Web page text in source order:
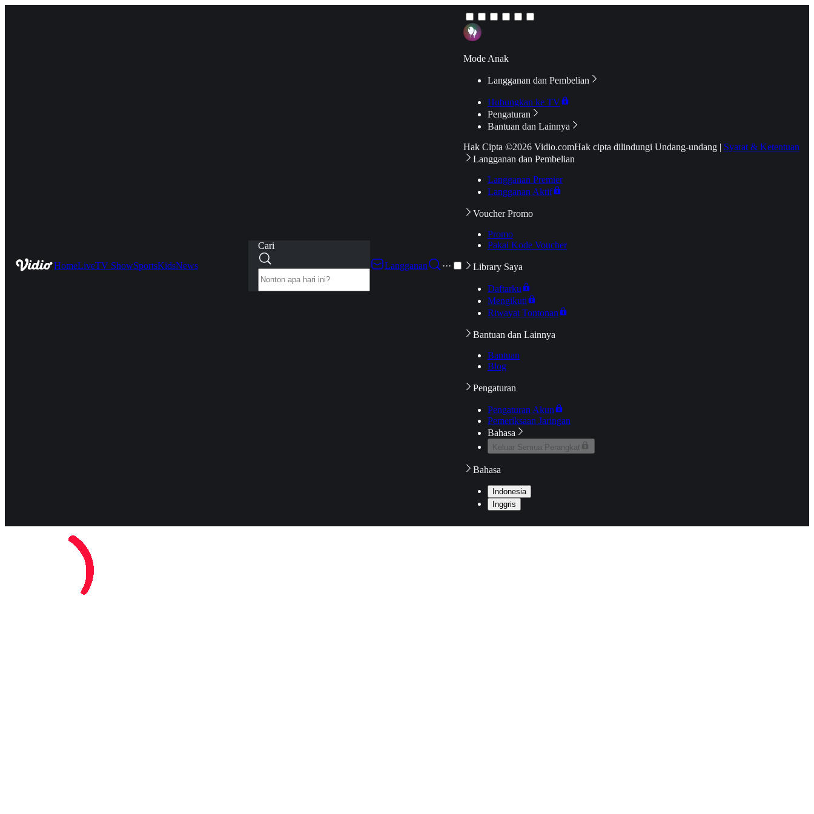
HomeLiveTV ShowSportsKidsNews
Cari
Langganan
···
Mode Anak
Langganan dan Pembelian
Hubungkan ke TV
Pengaturan
Bantuan dan Lainnya
Hak Cipta ©2026 Vidio.comHak cipta dilindungi Undang-undang | Syarat & Ketentuan
Langganan dan Pembelian
Langganan Premier
Langganan Aktif
Voucher Promo
Promo
Pakai Kode Voucher
Library Saya
Daftarku
Mengikuti
Riwayat Tontonan
Bantuan dan Lainnya
Bantuan
Blog
Pengaturan
Pengaturan Akun
Pemeriksaan Jaringan
Bahasa
Keluar Semua Perangkat
Bahasa
Indonesia
Inggris